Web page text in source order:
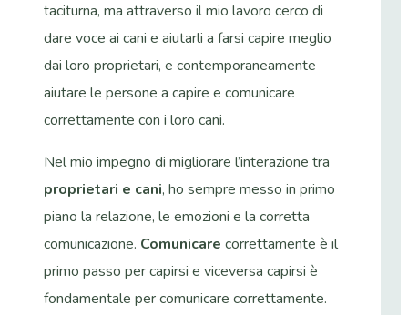
taciturna, ma attraverso il mio lavoro cerco di
dare voce ai cani e aiutarli a farsi capire meglio
dai loro proprietari, e contemporaneamente
aiutare le persone a capire e comunicare
correttamente con i loro cani.
Nel mio impegno di migliorare l’interazione tra
proprietari e cani, ho sempre messo in primo
piano la relazione, le emozioni e la corretta
comunicazione. Comunicare correttamente è il
primo passo per capirsi e viceversa capirsi è
fondamentale per comunicare correttamente.